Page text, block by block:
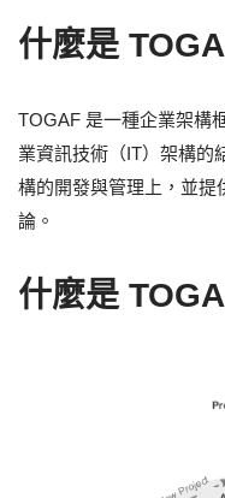
什麼是
TOGAF 是一種企業架構
業資訊技術（IT）架構的
構的開發與管理上，並提
論。
什麼是